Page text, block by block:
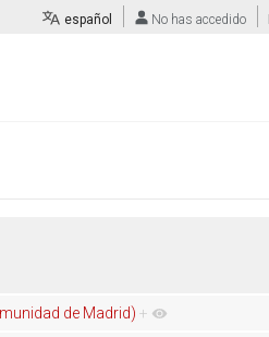
de Madrid) +
español No has accedido